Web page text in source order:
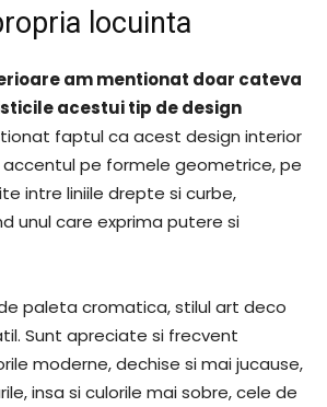
locuinta
am mentionat doar cateva
acestui tip de design
faptul ca acest design interior
pe formele geometrice, pe
intre liniile drepte si curbe,
unul care exprima putere si
paleta cromatica, stilul art deco
Sunt apreciate si frecvent
moderne, dechise si mai jucause,
insa si culorile mai sobre, cele de